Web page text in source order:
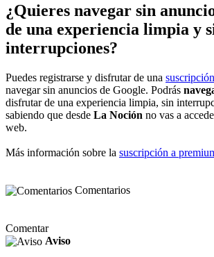
¿Quieres navegar sin
de una experiencia limpia y
interrupciones?
Puedes registrarse y disfrutar de una
navegar sin anuncios de Google. Podrás
disfrutar de una experiencia limpia, sin
sabiendo que desde La Noción no vas a
web.
Más información sobre la suscripción a
Comentarios
Comentar
Aviso